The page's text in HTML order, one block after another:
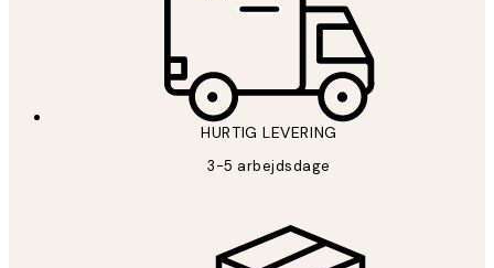
HURTIG LEVERING
3-5 arbejdsdage